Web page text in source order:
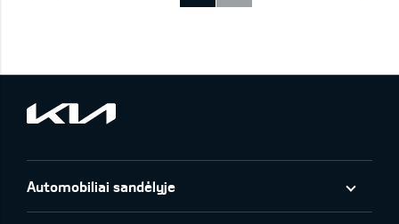
Automobiliai sandėlyje